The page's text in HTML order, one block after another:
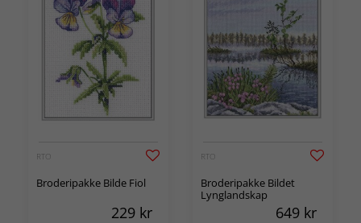
RTO
Broderipakke Bilde Fiol
229 kr
RTO
Broderipakke Bildet
Lynglandskap
649 kr